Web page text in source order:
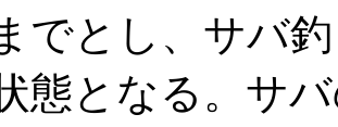
でとし、サバ
態となる。サ